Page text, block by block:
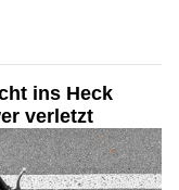
ins Heck
verletzt